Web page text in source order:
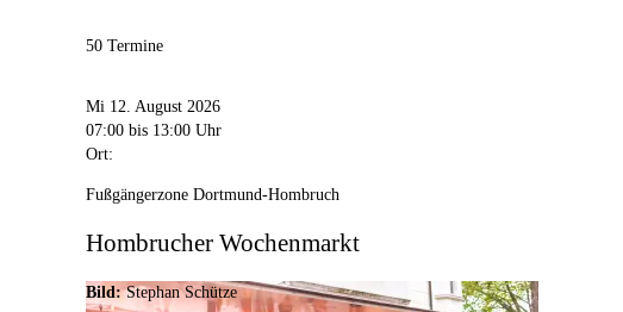
50 Termine
Mi 12. August 2026
07:00 bis 13:00 Uhr
Ort:
Fußgängerzone Dortmund-Hombruch
Hombrucher Wochenmarkt
Bild: Stephan Schütze